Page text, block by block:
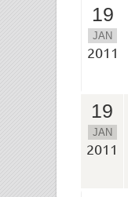
19
JAN
2011
19
JAN
2011